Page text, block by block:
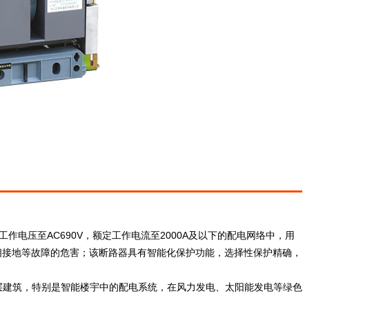
电压至AC690V，额定工作电流至2000A及以下的配电网络中，用
地等故障的危害；该断路器具有智能化保护功能，选择性保护精确，
筑，特别是智能楼宇中的配电系统，在风力发电、太阳能发电等绿色